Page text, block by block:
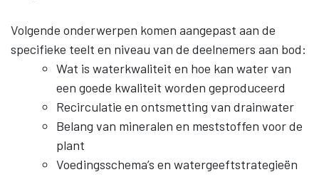
Volgende onderwerpen komen aangepast aan de
specifieke teelt en niveau van de deelnemers aan bod:
Wat is waterkwaliteit en hoe kan water van
een goede kwaliteit worden geproduceerd
Recirculatie en ontsmetting van drainwater
Belang van mineralen en meststoffen voor de
plant
Voedingsschema’s en watergeeftstrategieën